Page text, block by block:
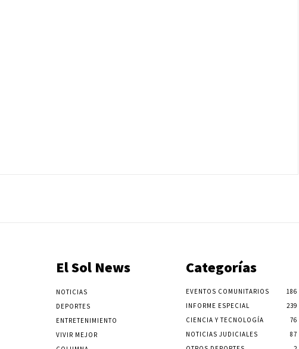
El Sol News
NOTICIAS
DEPORTES
ENTRETENIMIENTO
VIVIR MEJOR
Categorías
EVENTOS COMUNITARIOS
186
INFORME ESPECIAL
239
CIENCIA Y TECNOLOGÍA
76
NOTICIAS JUDICIALES
87